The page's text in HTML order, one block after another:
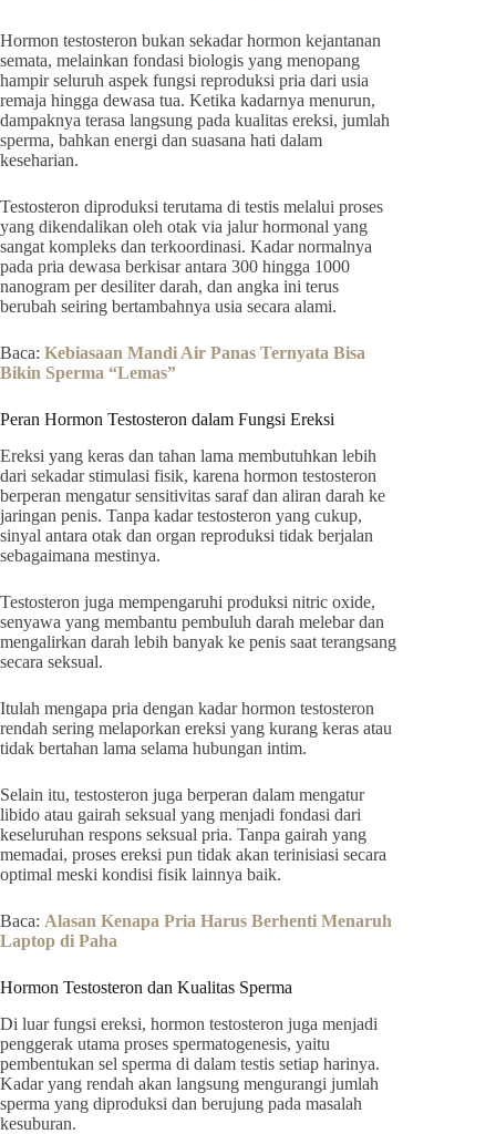
Hormon testosteron bukan sekadar hormon kejantanan
semata, melainkan fondasi biologis yang menopang
hampir seluruh aspek fungsi reproduksi pria dari usia
remaja hingga dewasa tua. Ketika kadarnya menurun,
dampaknya terasa langsung pada kualitas ereksi, jumlah
sperma, bahkan energi dan suasana hati dalam
keseharian.
Testosteron diproduksi terutama di testis melalui proses
yang dikendalikan oleh otak via jalur hormonal yang
sangat kompleks dan terkoordinasi. Kadar normalnya
pada pria dewasa berkisar antara 300 hingga 1000
nanogram per desiliter darah, dan angka ini terus
berubah seiring bertambahnya usia secara alami.
Baca: Kebiasaan Mandi Air Panas Ternyata Bisa
Bikin Sperma “Lemas”
Peran Hormon Testosteron dalam Fungsi Ereksi
Ereksi yang keras dan tahan lama membutuhkan lebih
dari sekadar stimulasi fisik, karena hormon testosteron
berperan mengatur sensitivitas saraf dan aliran darah ke
jaringan penis. Tanpa kadar testosteron yang cukup,
sinyal antara otak dan organ reproduksi tidak berjalan
sebagaimana mestinya.
Testosteron juga mempengaruhi produksi nitric oxide,
senyawa yang membantu pembuluh darah melebar dan
mengalirkan darah lebih banyak ke penis saat terangsang
secara seksual.
Itulah mengapa pria dengan kadar hormon testosteron
rendah sering melaporkan ereksi yang kurang keras atau
tidak bertahan lama selama hubungan intim.
Selain itu, testosteron juga berperan dalam mengatur
libido atau gairah seksual yang menjadi fondasi dari
keseluruhan respons seksual pria. Tanpa gairah yang
memadai, proses ereksi pun tidak akan terinisiasi secara
optimal meski kondisi fisik lainnya baik.
Baca: Alasan Kenapa Pria Harus Berhenti Menaruh
Laptop di Paha
Hormon Testosteron dan Kualitas Sperma
Di luar fungsi ereksi, hormon testosteron juga menjadi
penggerak utama proses spermatogenesis, yaitu
pembentukan sel sperma di dalam testis setiap harinya.
Kadar yang rendah akan langsung mengurangi jumlah
sperma yang diproduksi dan berujung pada masalah
kesuburan.